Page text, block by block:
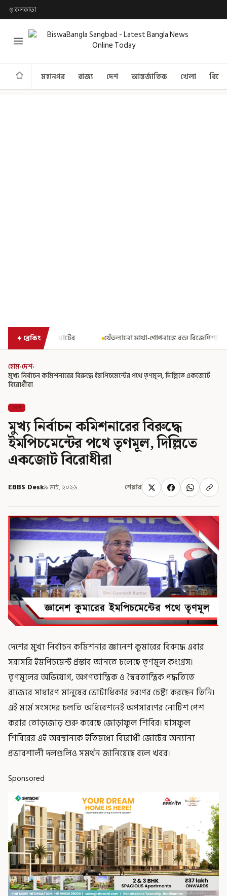
কলকাতা
মহানগর রাজ্য দেশ আন্তর্জাতিক খেলা
ব্রেকিং
থেঁতলানো মাথা-গোপনাঙ্গে রড! বিজেপিশাসিত অসমে নাবালিকার নৃশংস
হোম›দেশ›
মুখ্য নির্বাচন কমিশনারের বিরুদ্ধে ইমপিচমেন্টের পথে তৃণমূল, দিল্লিতে একজোট
বিরোধীরা
দেশ
মুখ্য নির্বাচন কমিশনারের বিরুদ্ধে
ইমপিচমেন্টের পথে তৃণমূল, দিল্লিতে
একজোট বিরোধীরা
EBBS Desk৯ মার্চ, ২০২৬ শেয়ার
দেশের মুখ্য নির্বাচন কমিশনার জ্ঞানেশ কুমারের বিরুদ্ধে এবার
সরাসরি ইমপিচমেন্ট প্রস্তাব আনতে চলেছে তৃণমূল কংগ্রেস।
তৃণমূলের অভিযোগ, অগণতান্ত্রিক ও স্বৈরতান্ত্রিক পদ্ধতিতে
রাজ্যের সাধারণ মানুষের ভোটাধিকার হরণের চেষ্টা করছেন তিনি।
এই মর্মে সংসদের চলতি অধিবেশনেই অপসারণের নোটিশ পেশ
করার তোড়জোড় শুরু করেছে জোড়াফুল শিবির। ঘাসফুল
শিবিরের এই অবস্থানকে ইতিমধ্যে বিরোধী জোটের অন্যান্য
প্রভাবশালী দলগুলিও সমর্থন জানিয়েছে বলে খবর।
Sponsored